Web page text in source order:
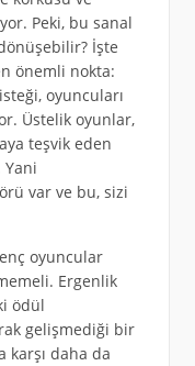
Peki, bu sanal
İşte
önemli nokta:
oyuncuları
Üstelik oyunlar,
teşvik eden
var ve bu, sizi
oyuncular
Ergenlik
ödül
gelişmediği bir
karşı daha da